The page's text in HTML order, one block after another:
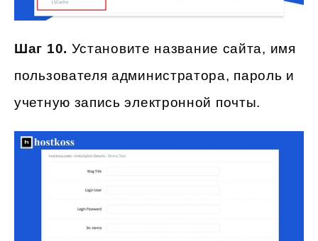
Шаг 10. Установите название сайта, имя
пользователя администратора, пароль и
учетную запись электронной почты.